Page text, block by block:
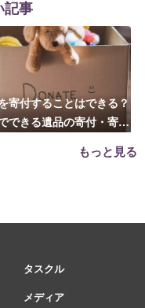
記事
寄付することはできる？
できる遺品の寄付・寄贈
もっと見る
タスクル
メディア